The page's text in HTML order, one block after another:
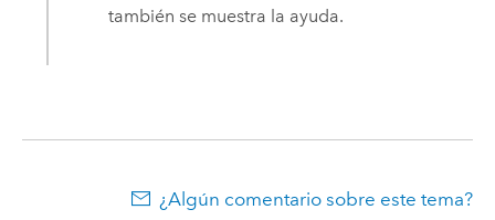
también se muestra la ayuda.
¿Algún comentario sobre este tema?